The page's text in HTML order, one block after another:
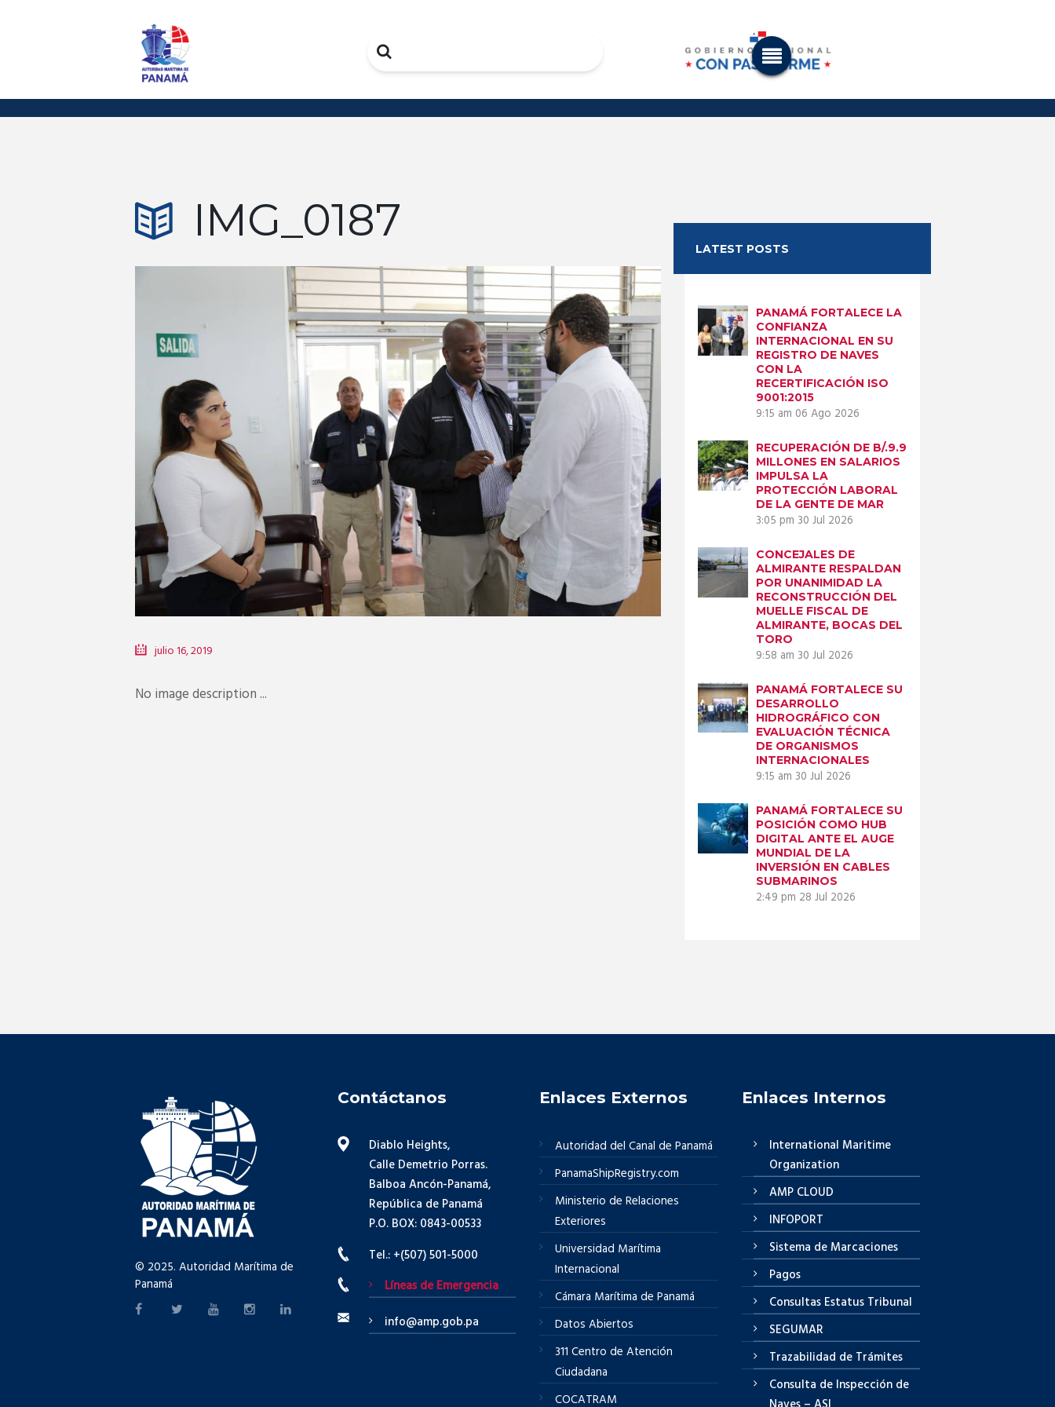
Search
IMG_0187
20190716_115647
julio 16, 2019
No image description ...
LATEST POSTS
PANAMÁ FORTALECE LA
CONFIANZA
INTERNACIONAL EN SU
REGISTRO DE NAVES
CON LA
RECERTIFICACIÓN ISO
9001:2015
9:15 am 06 Ago 2026
RECUPERACIÓN DE B/.9.9
MILLONES EN SALARIOS
IMPULSA LA
PROTECCIÓN LABORAL
DE LA GENTE DE MAR
3:05 pm 30 Jul 2026
CONCEJALES DE
ALMIRANTE RESPALDAN
POR UNANIMIDAD LA
RECONSTRUCCIÓN DEL
MUELLE FISCAL DE
ALMIRANTE, BOCAS DEL
TORO
9:58 am 30 Jul 2026
PANAMÁ FORTALECE SU
DESARROLLO
HIDROGRÁFICO CON
EVALUACIÓN TÉCNICA
DE ORGANISMOS
INTERNACIONALES
9:15 am 30 Jul 2026
PANAMÁ FORTALECE SU
POSICIÓN COMO HUB
DIGITAL ANTE EL AUGE
MUNDIAL DE LA
INVERSIÓN EN CABLES
SUBMARINOS
2:49 pm 28 Jul 2026
© 2025. Autoridad Marítima de
Panamá
Contáctanos
Diablo Heights,
Calle Demetrio Porras.
Balboa Ancón-Panamá,
República de Panamá
P.O. BOX: 0843-00533
Tel.: +(507) 501-5000
Líneas de Emergencia
info@amp.gob.pa
Enlaces Externos
Autoridad del Canal de Panamá
PanamaShipRegistry.com
Ministerio de Relaciones
Exteriores
Universidad Marítima
Internacional
Cámara Marítima de Panamá
Datos Abiertos
311 Centro de Atención
Ciudadana
COCATRAM
Enlaces Internos
International Maritime
Organization
AMP CLOUD
INFOPORT
Sistema de Marcaciones
Pagos
Consultas Estatus Tribunal
SEGUMAR
Trazabilidad de Trámites
Consulta de Inspección de